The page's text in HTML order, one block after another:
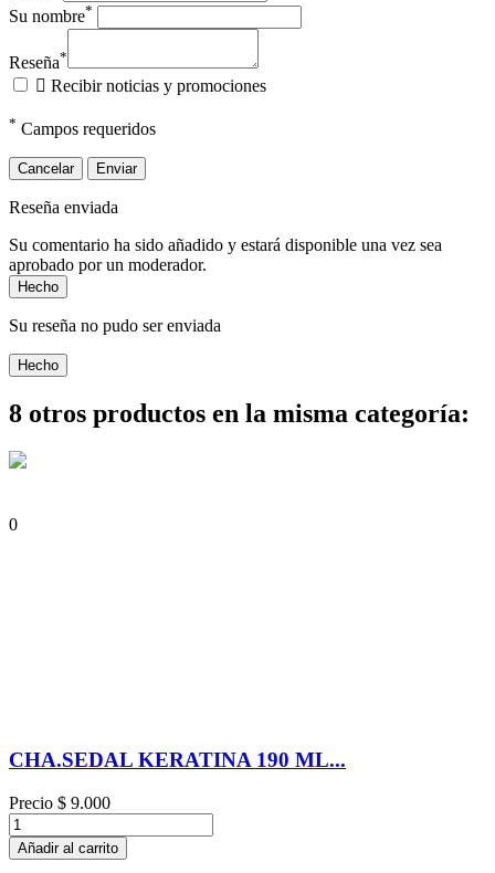
Su nombre*
Reseña*
 Recibir noticias y promociones
* Campos requeridos
Cancelar Enviar
Reseña enviada
Su comentario ha sido añadido y estará disponible una vez sea
aprobado por un moderador.
Hecho
Su reseña no pudo ser enviada
Hecho
8 otros productos en la misma categoría:
0
CHA.SEDAL KERATINA 190 ML...
Precio $ 9.000
Añadir al carrito